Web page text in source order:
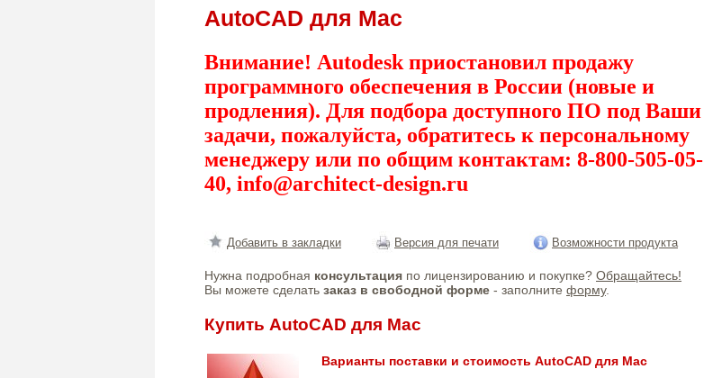
AutoCAD для Mac
Внимание! Autodesk приостановил продажу
программного обеспечения в России (новые и
продления). Для подбора доступного ПО под Ваши
задачи, пожалуйста, обратитесь к персональному
менеджеру или по общим контактам: 8-800-505-05-
40, info@architect-design.ru
Добавить в закладки Версия для печати Возможности продукта
Нужна подробная консультация по лицензированию и покупке? Обращайтесь!
Вы можете сделать заказ в свободной форме - заполните форму.
Купить AutoCAD для Mac
Варианты поставки и стоимость AutoCAD для Mac